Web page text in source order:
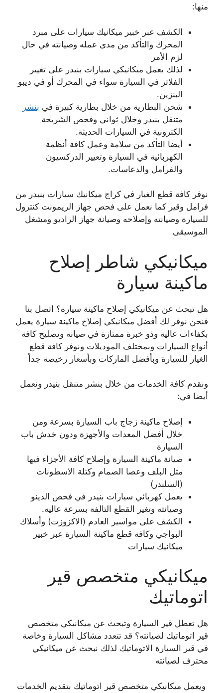
منها:
الكشف عبر خبير ميكانيك سيارات على مبرد
المحرك والتأكد من مدى عمله وصيانته في حال
لزم الأمر
لذلك يعمل ميكانيكي سيارات بنيدر على تغيير
الفلاتر في السيارة سواء في المحرك أو في ديبو
البنزين.
شحن البطارية من خلال بطارية كبيرة في بنشر
متنقل بنيدر وخلال ثواني وفحص الشريحة
الكترونية في السيارات الحديثة.
أيضا التأكد من سلامة وعمل كافة أنظمة
الكهربائية في السيارة وتعيير الدركسيون
والفرامل والدعاسات.
نوفر كافة قطع الغيار في كراج ميكانيك سيارات بنيدر من
فرامل وقير كما نعمل على فحص جهاز الريمونت كنترول
للسيارة وصيانته وإصلاحه وصيانة جهاز الراديو ومشغل
الموسيقى
ميكانيكي شاطر إصلاح
ماكينة سيارة
هل تبحث عن ميكانيكي إصلاح ماكينة سيارة؟ اتصل بنا
فنحن نوفر لك أفضل ميكانيكي إصلاح ماكينة سيارة يعمل
بكفاءات عالية وذو خبرة ممتازة في صيانة وتصليح كافة
أنواع السيارات وبمختلف الموديلات ونوفر كافة قطع
الغيار للسيارة وبأفضل الماركات وبأسعار رخيصة جداً
ونقدم كافة الخدمات من خلال بنشر متنقل بنيدر ونعمل
أيضا في:
إصلاح ماكينة زجاج باب السيارة بسرعة ومن
خلال أفضل المعدات والأجهزة ودون خدش باب
السيارة
صيانة ماكينة السيارة وإصلاح كافة الأجزاء فيها
مثل البلف وعصا الصمام وكتلة الاسطونات
(السلندر)
يعمل كهربائي سيارات بنيدر في فحص الدينو
وصيانته وتغير القطع التالفة بسرعة عالية.
الكشف على مواسير العادم (الاكزوزت) وأسلاك
البواجي وكافة قطع ماكينة السيارة عبر خبير
ميكانيك سيارات
ميكانيكي متخصص قير
اتوماتيك
هل تعطل قير السيارة وتبحث عن ميكانيكي متخصص
قير اتوماتيك لصيانته؟ قد تتعدد مشاكل السيارة وخاصة
في قير السيارة الاتوماتيك لذلك نبحث عن ميكانيكي
محترف لصيانته
ويعمل ميكانيكي متخصص قير اتوماتيك بتقديم الخدمات